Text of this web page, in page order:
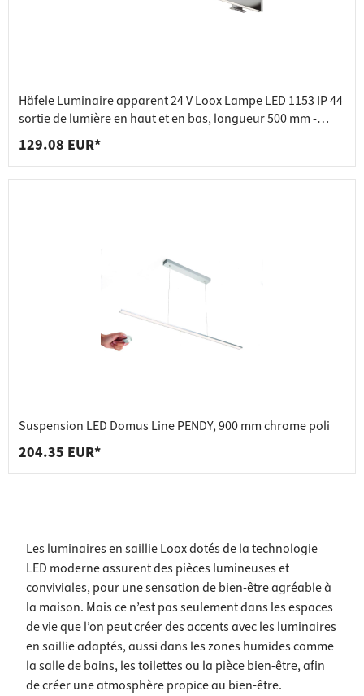
Häfele Luminaire apparent 24 V Loox Lampe LED 1153 IP 44
sortie de lumière en haut et en bas, longueur 500 mm -
argent poli
129.08 EUR*
Suspension LED Domus Line PENDY, 900 mm chrome poli
204.35 EUR*
Les luminaires en saillie Loox dotés de la technologie
LED moderne assurent des pièces lumineuses et
conviviales, pour une sensation de bien-être agréable à
la maison. Mais ce n’est pas seulement dans les espaces
de vie que l’on peut créer des accents avec les luminaires
en saillie adaptés, aussi dans les zones humides comme
la salle de bains, les toilettes ou la pièce bien-être, afin
de créer une atmosphère propice au bien-être.